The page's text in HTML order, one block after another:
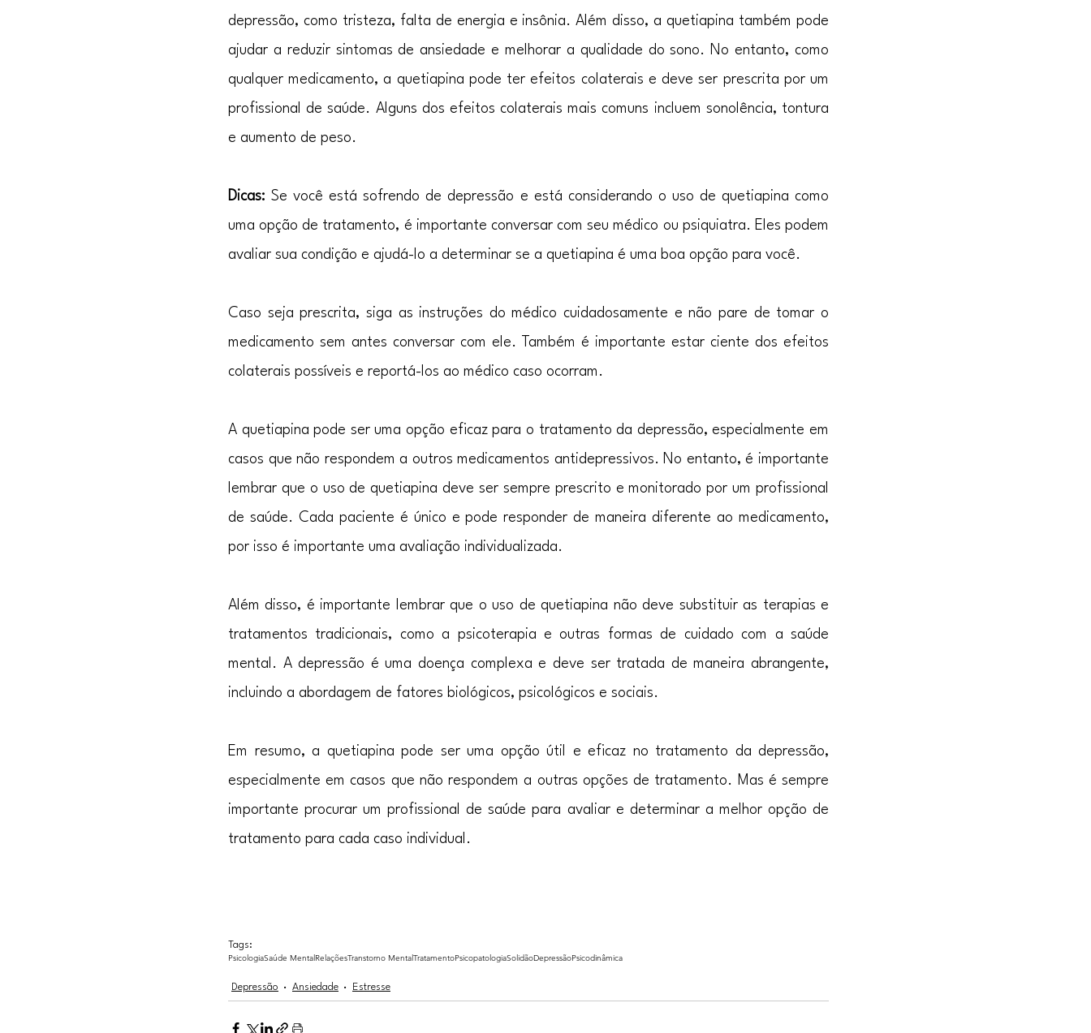
depressão, como tristeza, falta de energia e insônia. Além disso, a quetiapina também pode
ajudar a reduzir sintomas de ansiedade e melhorar a qualidade do sono. No entanto, como
qualquer medicamento, a quetiapina pode ter efeitos colaterais e deve ser prescrita por um
profissional de saúde. Alguns dos efeitos colaterais mais comuns incluem sonolência, tontura
e aumento de peso.
Dicas: Se você está sofrendo de depressão e está considerando o uso de quetiapina como
uma opção de tratamento, é importante conversar com seu médico ou psiquiatra. Eles podem
avaliar sua condição e ajudá-lo a determinar se a quetiapina é uma boa opção para você.
Caso seja prescrita, siga as instruções do médico cuidadosamente e não pare de tomar o
medicamento sem antes conversar com ele. Também é importante estar ciente dos efeitos
colaterais possíveis e reportá-los ao médico caso ocorram.
A quetiapina pode ser uma opção eficaz para o tratamento da depressão, especialmente em
casos que não respondem a outros medicamentos antidepressivos. No entanto, é importante
lembrar que o uso de quetiapina deve ser sempre prescrito e monitorado por um profissional
de saúde. Cada paciente é único e pode responder de maneira diferente ao medicamento,
por isso é importante uma avaliação individualizada.
Além disso, é importante lembrar que o uso de quetiapina não deve substituir as terapias e
tratamentos tradicionais, como a psicoterapia e outras formas de cuidado com a saúde
mental. A depressão é uma doença complexa e deve ser tratada de maneira abrangente,
incluindo a abordagem de fatores biológicos, psicológicos e sociais.
Em resumo, a quetiapina pode ser uma opção útil e eficaz no tratamento da depressão,
especialmente em casos que não respondem a outras opções de tratamento. Mas é sempre
importante procurar um profissional de saúde para avaliar e determinar a melhor opção de
tratamento para cada caso individual.
Tags:
PsicologiaSaúde MentalRelaçõesTranstorno MentalTratamentoPsicopatologiaSolidãoDepressãoPsicodinâmica
Depressão Ansiedade Estresse